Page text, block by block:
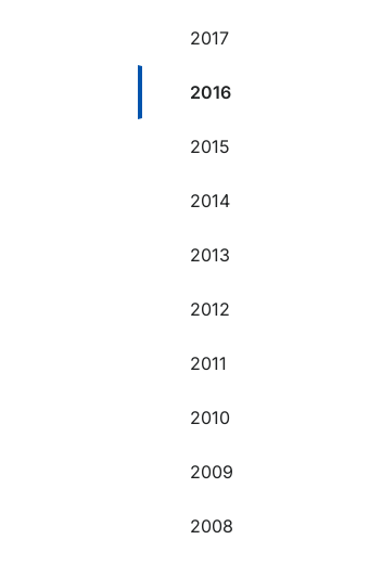
2017
2016
2015
2014
2013
2012
2011
2010
2009
2008